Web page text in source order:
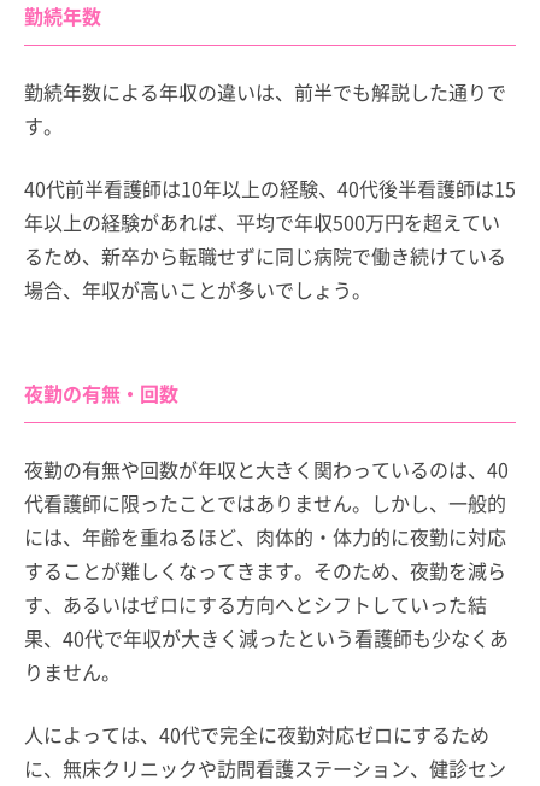
勤続年数
勤続年数による年収の違いは、前半でも解説した通りで
す。
40代前半看護師は10年以上の経験、40代後半看護師は15
年以上の経験があれば、平均で年収500万円を超えてい
るため、新卒から転職せずに同じ病院で働き続けている
場合、年収が高いことが多いでしょう。
夜勤の有無・回数
夜勤の有無や回数が年収と大きく関わっているのは、40
代看護師に限ったことではありません。しかし、一般的
には、年齢を重ねるほど、肉体的・体力的に夜勤に対応
することが難しくなってきます。そのため、夜勤を減ら
す、あるいはゼロにする方向へとシフトしていった結
果、40代で年収が大きく減ったという看護師も少なくあ
りません。
人によっては、40代で完全に夜勤対応ゼロにするため
に、無床クリニックや訪問看護ステーション、健診セン